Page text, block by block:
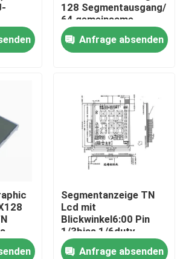
128 Segmentausgang/
64 gemeinsame
Ausgänge
Anfrage absenden
Segmentanzeige TN
Lcd mit
Blickwinkel6:00 Pin
1/3bias 1/6duty
Anfrage absenden